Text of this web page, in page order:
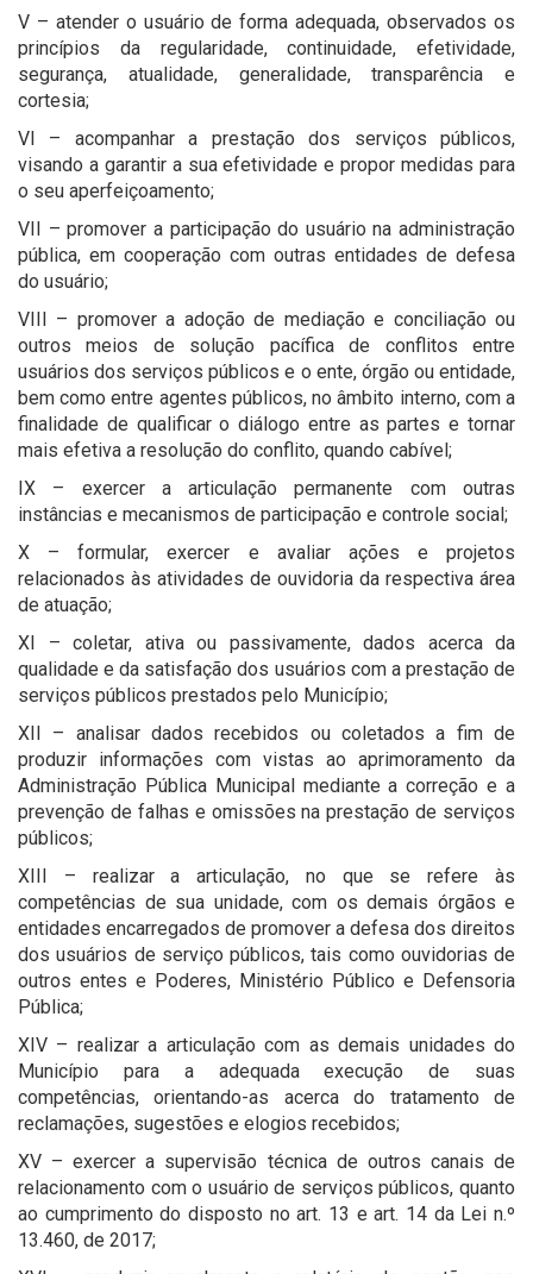
V – atender o usuário de forma adequada, observados os
princípios da regularidade, continuidade, efetividade,
segurança, atualidade, generalidade, transparência e
cortesia;
VI – acompanhar a prestação dos serviços públicos,
visando a garantir a sua efetividade e propor medidas para
o seu aperfeiçoamento;
VII – promover a participação do usuário na administração
pública, em cooperação com outras entidades de defesa
do usuário;
VIII – promover a adoção de mediação e conciliação ou
outros meios de solução pacífica de conflitos entre
usuários dos serviços públicos e o ente, órgão ou entidade,
bem como entre agentes públicos, no âmbito interno, com a
finalidade de qualificar o diálogo entre as partes e tornar
mais efetiva a resolução do conflito, quando cabível;
IX – exercer a articulação permanente com outras
instâncias e mecanismos de participação e controle social;
X – formular, exercer e avaliar ações e projetos
relacionados às atividades de ouvidoria da respectiva área
de atuação;
XI – coletar, ativa ou passivamente, dados acerca da
qualidade e da satisfação dos usuários com a prestação de
serviços públicos prestados pelo Município;
XII – analisar dados recebidos ou coletados a fim de
produzir informações com vistas ao aprimoramento da
Administração Pública Municipal mediante a correção e a
prevenção de falhas e omissões na prestação de serviços
públicos;
XIII – realizar a articulação, no que se refere às
competências de sua unidade, com os demais órgãos e
entidades encarregados de promover a defesa dos direitos
dos usuários de serviço públicos, tais como ouvidorias de
outros entes e Poderes, Ministério Público e Defensoria
Pública;
XIV – realizar a articulação com as demais unidades do
Município para a adequada execução de suas
competências, orientando-as acerca do tratamento de
reclamações, sugestões e elogios recebidos;
XV – exercer a supervisão técnica de outros canais de
relacionamento com o usuário de serviços públicos, quanto
ao cumprimento do disposto no art. 13 e art. 14 da Lei n.º
13.460, de 2017;